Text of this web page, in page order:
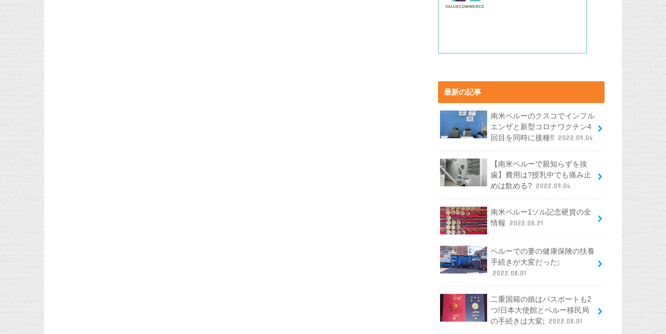
最新の記事
南米ペルーのクスコでインフル
エンザと新型コロナワクチン4
回目を同時に接種!!
2022.09.04
【南米ペルーで親知らずを抜
歯】費用は?授乳中でも痛み止
めは飲める? 2022.09.04
南米ペルー1ソル記念硬貨の全
情報
2022.08.21
ペルーでの妻の健康保険の扶養
手続きが大変だった;
2022.08.01
二重国籍の娘はパスポートも2
つ!日本大使館とペルー移民局
の手続きは大変;
2022.08.01